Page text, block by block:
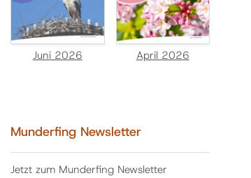
Juni 2026 April 2026
Munderfing Newsletter
Jetzt zum Munderfing Newsletter